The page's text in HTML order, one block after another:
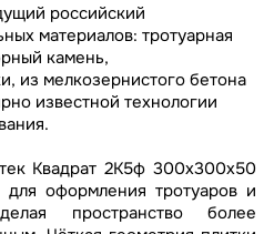
российский
материалов: тротуарная
камень,
из мелкозернистого бетона
известной технологии
Квадрат 2К5ф 300x300x50
оформления тротуаров и
пространство более